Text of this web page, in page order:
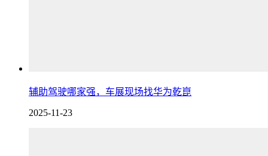
辅助驾驶哪家强，车展现场找华为乾崑
2025-11-23